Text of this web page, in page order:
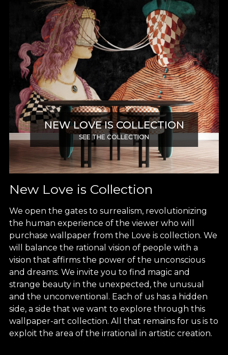
NEW LOVE IS COLLECTION
SEE THE COLLECTION
New Love is Collection
We open the gates to surrealism, revolutionizing
the human experience of the viewer who will
purchase wallpaper from the Love is collection. We
will balance the rational vision of people with a
vision that affirms the power of the unconscious
and dreams. We invite you to find magic and
strange beauty in the unexpected, the unusual
and the unconventional. Each of us has a hidden
side, a side that we want to explore through this
wallpaper-art collection. All that remains for us is to
exploit the area of ​​the irrational in artistic creation.